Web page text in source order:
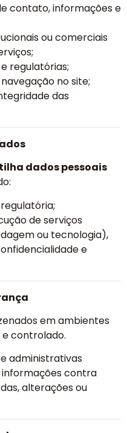
contato, informações e
ou comerciais
regulatórias;
no site;
das
dados pessoais
de serviços
ou tecnologia),
e
em ambientes
controlado.
administrativas
contra
alterações ou